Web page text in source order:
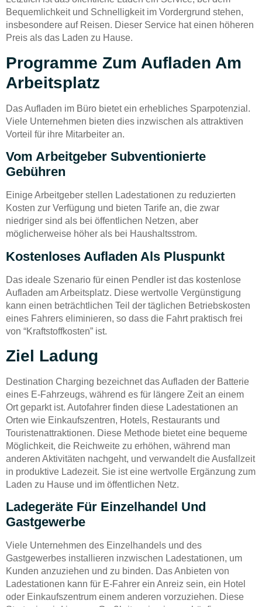
Bequemlichkeit und Schnelligkeit im Vordergrund stehen,
insbesondere auf Reisen. Dieser Service hat einen höheren
Preis als das Laden zu Hause.
Programme Zum Aufladen Am
Arbeitsplatz
Das Aufladen im Büro bietet ein erhebliches Sparpotenzial.
Viele Unternehmen bieten dies inzwischen als attraktiven
Vorteil für ihre Mitarbeiter an.
Vom Arbeitgeber Subventionierte
Gebühren
Einige Arbeitgeber stellen Ladestationen zu reduzierten
Kosten zur Verfügung und bieten Tarife an, die zwar
niedriger sind als bei öffentlichen Netzen, aber
möglicherweise höher als bei Haushaltsstrom.
Kostenloses Aufladen Als Pluspunkt
Das ideale Szenario für einen Pendler ist das kostenlose
Aufladen am Arbeitsplatz. Diese wertvolle Vergünstigung
kann einen beträchtlichen Teil der täglichen Betriebskosten
eines Fahrers eliminieren, so dass die Fahrt praktisch frei
von “Kraftstoffkosten” ist.
Ziel Ladung
Destination Charging bezeichnet das Aufladen der Batterie
eines E-Fahrzeugs, während es für längere Zeit an einem
Ort geparkt ist. Autofahrer finden diese Ladestationen an
Orten wie Einkaufszentren, Hotels, Restaurants und
Touristenattraktionen. Diese Methode bietet eine bequeme
Möglichkeit, die Reichweite zu erhöhen, während man
anderen Aktivitäten nachgeht, und verwandelt die Ausfallzeit
in produktive Ladezeit. Sie ist eine wertvolle Ergänzung zum
Laden zu Hause und im öffentlichen Netz.
Ladegeräte Für Einzelhandel Und
Gastgewerbe
Viele Unternehmen des Einzelhandels und des
Gastgewerbes installieren inzwischen Ladestationen, um
Kunden anzuziehen und zu binden. Das Anbieten von
Ladestationen kann für E-Fahrer ein Anreiz sein, ein Hotel
oder Einkaufszentrum einem anderen vorzuziehen. Diese